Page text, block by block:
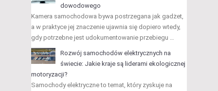
dowodowego
Kamera samochodowa bywa postrzegana jak gadżet,
a w praktyce jej znaczenie ujawnia się dopiero wtedy,
gdy potrzebne jest udokumentowanie przebiegu …
Rozwój samochodów elektrycznych na
świecie: Jakie kraje są liderami ekologicznej
motoryzacji?
Samochody elektryczne to temat, który zyskuje na